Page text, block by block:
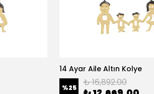
14 Ayar Aile Altın Kolye
%25 ₺ 16,892.00